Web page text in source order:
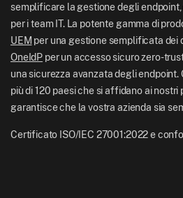
Sala stampa
Carriere
NZ: +64-9-888-4315
India: +91-63694-45500
semplificare la gestione degli
per i team IT. La potente gamma di
UEM per una gestione semplificata dei
OneIdP per un accesso sicuro zero-
una sicurezza avanzata degli endpoint.
più di 120 paesi che si affidano ai
garantisce che la vostra azienda sia
Certificato ISO/IEC 27001:2022 e